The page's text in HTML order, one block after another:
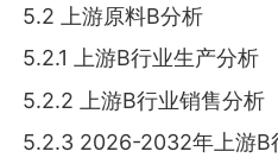
5.2 上游原料B分析
5.2.1 上游B行业生产分析
5.2.2 上游B行业销售分析
5.2.3 2026-2032年上游B